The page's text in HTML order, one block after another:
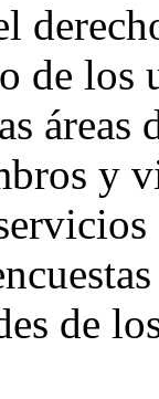
de los
áreas
y
de